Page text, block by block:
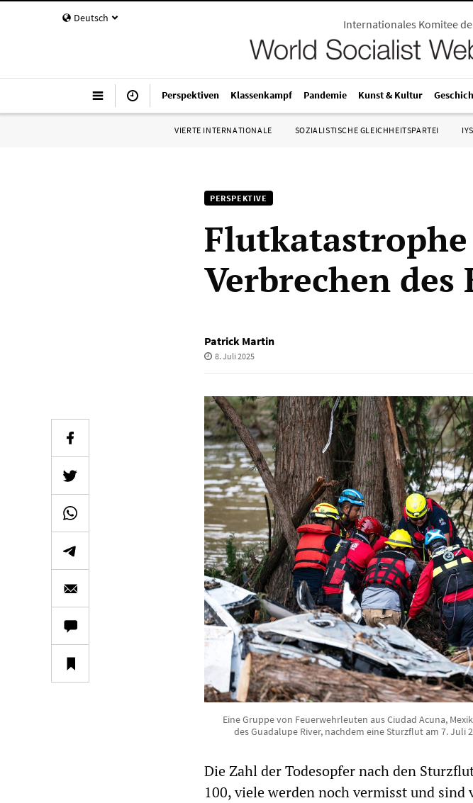
Deutsch Internationales Komitee
Perspektiven Klassenkampf Pandemie Kunst & Kultur
VIERTE INTERNATIONALE SOZIALISTISCHE GLEICHHEITSPARTEI
PERSPEKTIVE
Flutkatastrophe
Verbrechen
Patrick Martin
8. Juli 2025
Eine Gruppe von Feuerwehrleuten aus Ciudad Acuna,
des Guadalupe River, nachdem eine Sturzflut am 7. Juli
Die Zahl der Todesopfer nach den
100, viele werden noch vermisst und